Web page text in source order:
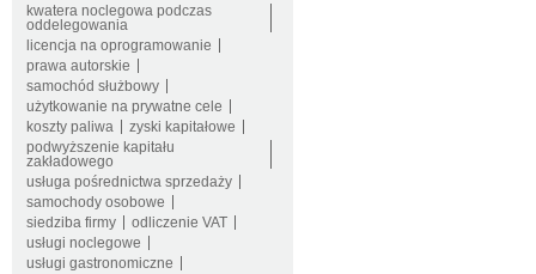
kwatera noclegowa podczas
oddelegowania
licencja na oprogramowanie
prawa autorskie
samochód służbowy
użytkowanie na prywatne cele
koszty paliwa
zyski kapitałowe
podwyższenie kapitału
zakładowego
usługa pośrednictwa sprzedaży
samochody osobowe
siedziba firmy
odliczenie VAT
usługi noclegowe
usługi gastronomiczne